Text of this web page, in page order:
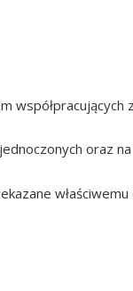
współpracujących
oraz